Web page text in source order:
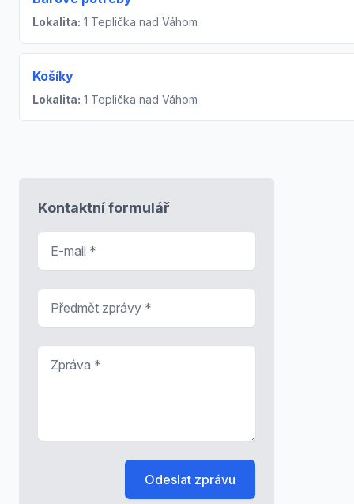
Lokalita: 1 Teplička nad Váhom
Košíky
Lokalita: 1 Teplička nad Váhom
Kontaktní formulář
Odeslat zprávu